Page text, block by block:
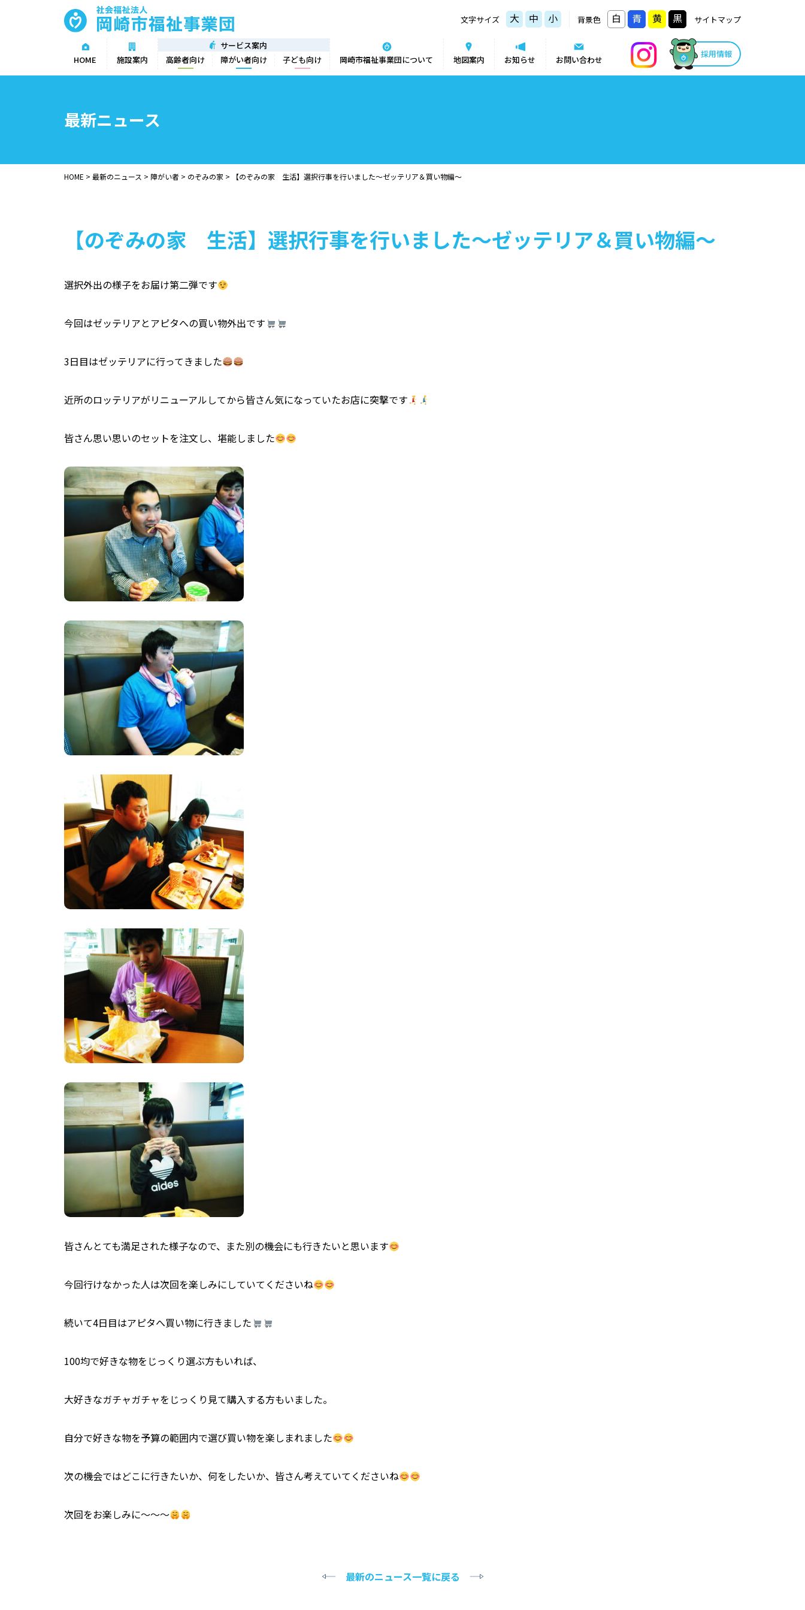
文字サイズ 大 中 小 背景色 白 青 黄 黒 サイトマップ
HOME 施設案内
サービス案内
高齢者向け
障がい者向け 子ども向け 岡崎市福祉事業団について 地図案内 お知らせ お問い合わせ
採用情報
最新ニュース
HOME > 最新のニュース > 障がい者 > のぞみの家 > 【のぞみの家 生活】選択行事を行いました～ゼッテリア＆買い物編～
【のぞみの家 生活】選択行事を行いました～ゼッテリア＆買い物編～
選択外出の様子をお届け第二弾です
今回はゼッテリアとアピタへの買い物外出です
3日目はゼッテリアに行ってきました
近所のロッテリアがリニューアルしてから皆さん気になっていたお店に突撃です
皆さん思い思いのセットを注文し、堪能しました
皆さんとても満足された様子なので、また別の機会にも行きたいと思います
今回行けなかった人は次回を楽しみにしていてくださいね
続いて4日目はアピタへ買い物に行きました
100均で好きな物をじっくり選ぶ方もいれば、
大好きなガチャガチャをじっくり見て購入する方もいました。
自分で好きな物を予算の範囲内で選び買い物を楽しまれました
次の機会ではどこに行きたいか、何をしたいか、皆さん考えていてくださいね
次回をお楽しみに～～～
最新のニュース一覧に戻る